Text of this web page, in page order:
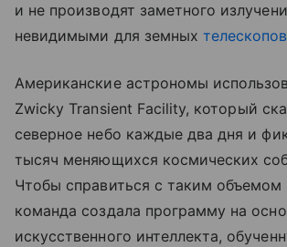
и не производят заметного
невидимыми для земныхтелескопов
Американские астрономы
Zwicky Transient Facility, который
северное небо каждые два дня и
тысяч меняющихся космических
Чтобы справиться с таким объемом
команда создала программу на
искусственного интеллекта,